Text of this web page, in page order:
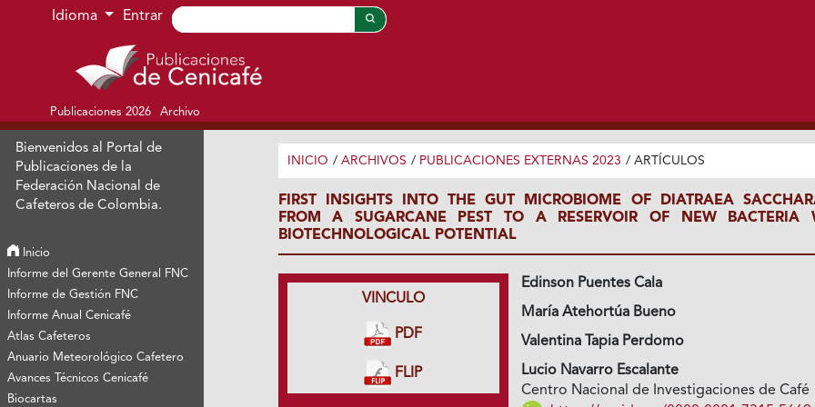
Ir al menú de navegación principal
Ir al contenido principal
Ir al pie de página del sitio
Idioma Entrar
Publicaciones 2026 Archivo
Bienvenidos al Portal de
Publicaciones de la
Federación Nacional de
Cafeteros de Colombia.
Inicio
Informe del Gerente General FNC
Informe de Gestión FNC
Informe Anual Cenicafé
Atlas Cafeteros
Anuario Meteorológico Cafetero
Avances Técnicos Cenicafé
Biocartas
INICIO / ARCHIVOS / PUBLICACIONES EXTERNAS 2023 / ARTÍCULOS
FIRST INSIGHTS INTO THE GUT MICROBIOME OF DIATRAEA
FROM A SUGARCANE PEST TO A RESERVOIR OF NEW BACTERIA
BIOTECHNOLOGICAL POTENTIAL
VINCULO
PDF
FLIP
Edinson Puentes Cala
María Atehortúa Bueno
Valentina Tapia Perdomo
Lucio Navarro Escalante
Centro Nacional de Investigaciones de Café